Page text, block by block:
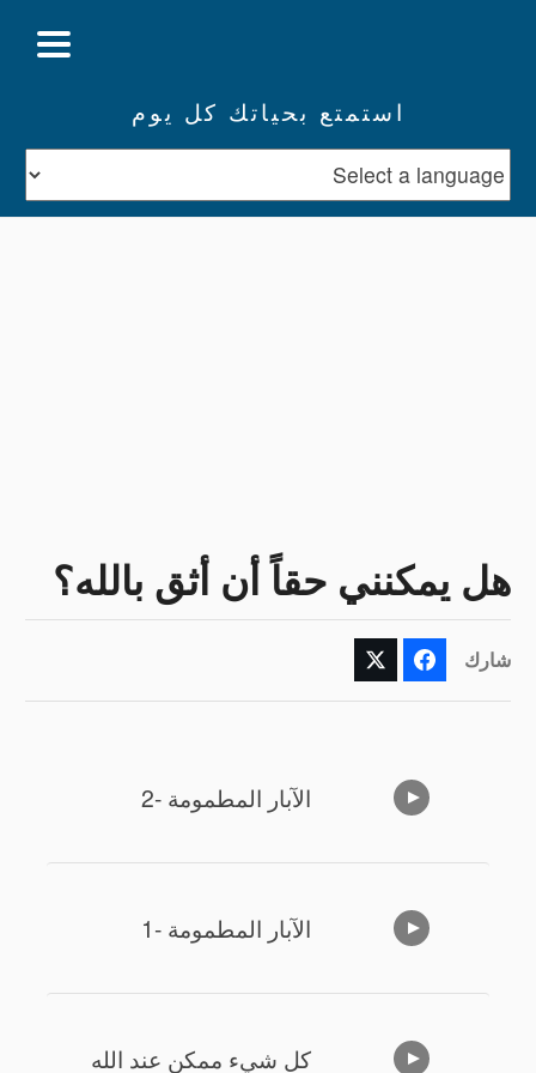
استمتع بحياتك كل يوم
هل يمكنني حقاً أن أثق بالله؟
شارك
الآبار المطمومة -2
الآبار المطمومة -1
كل شيء ممكن عند الله